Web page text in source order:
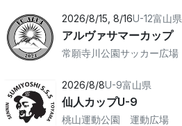
2026/8/15, 8/16U-12富山県
アルヴァサマーカップ
常願寺川公園サッカー広場
2026/8/8U-9富山県
仙人カップU-9
桃山運動公園 運動広場